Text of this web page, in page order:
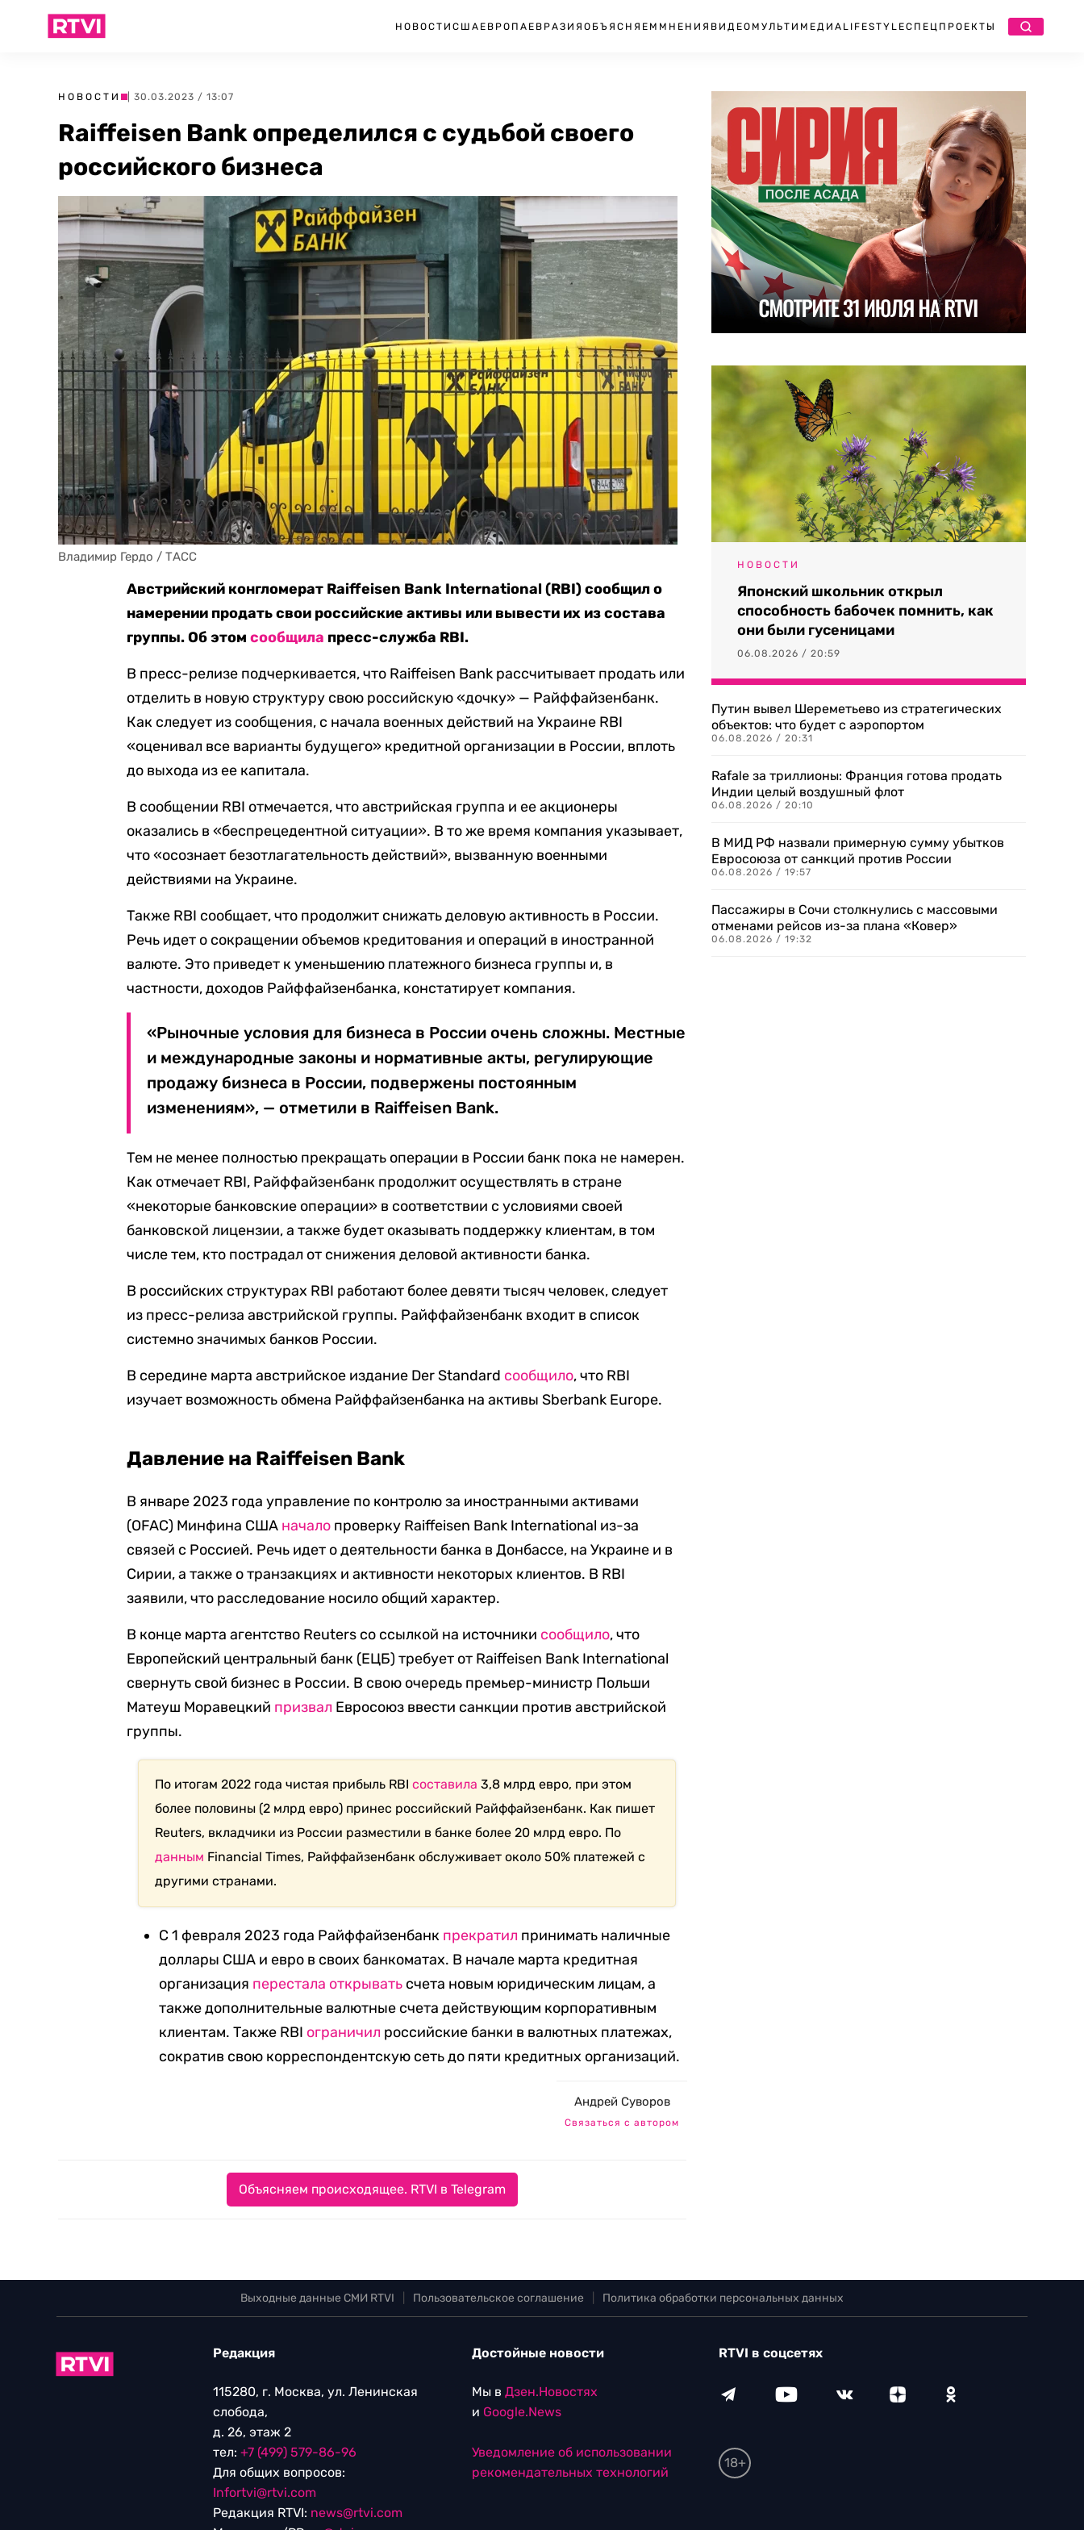
НОВОСТИ США ЕВРОПА ЕВРАЗИЯ ОБЪЯСНЯЕМ МНЕНИЯ ВИДЕО МУЛЬТИМЕДИА LIFESTYLEСПЕЦПРОЕКТЫ
НОВОСТИ | 30.03.2023 / 13:07
Raiffeisen Bank определился с судьбой своего
российского бизнеса
Владимир Гердо / ТАСС
Австрийский конгломерат Raiffeisen Bank International (RBI) сообщил о
намерении продать свои российские активы или вывести их из состава
группы. Об этомсообщила пресс-служба RBI.
В пресс-релизе подчеркивается, что Raiffeisen Bank рассчитывает продать или
отделить в новую структуру свою российскую «дочку» — Райффайзенбанк.
Как следует из сообщения, с начала военных действий на Украине RBI
«оценивал все варианты будущего» кредитной организации в России, вплоть
до выхода из ее капитала.
В сообщении RBI отмечается, что австрийская группа и ее акционеры
оказались в «беспрецедентной ситуации». В то же время компания указывает,
что «осознает безотлагательность действий», вызванную военными
действиями на Украине.
Также RBI сообщает, что продолжит снижать деловую активность в России.
Речь идет о сокращении объемов кредитования и операций в иностранной
валюте. Это приведет к уменьшению платежного бизнеса группы и, в
частности, доходов Райффайзенбанка, констатирует компания.
«Рыночные условия для бизнеса в России очень сложны. Местные
и международные законы и нормативные акты, регулирующие
продажу бизнеса в России, подвержены постоянным
изменениям», — отметили в Raiffeisen Bank.
Тем не менее полностью прекращать операции в России банк пока не намерен.
Как отмечает RBI, Райффайзенбанк продолжит осуществлять в стране
«некоторые банковские операции» в соответствии с условиями своей
банковской лицензии, а также будет оказывать поддержку клиентам, в том
числе тем, кто пострадал от снижения деловой активности банка.
В российских структурах RBI работают более девяти тысяч человек, следует
из пресс-релиза австрийской группы. Райффайзенбанк входит в список
системно значимых банков России.
В середине марта австрийское издание Der Standard сообщило, что RBI
изучает возможность обмена Райффайзенбанка на активы Sberbank Europe.
Давление на Raiffeisen Bank
В январе 2023 годауправление по контролю за иностранными активами
(OFAC) Минфина США начало проверку Raiffeisen Bank International из-за
связей с Россией. Речь идет о деятельности банка в Донбассе, на Украине и в
Сирии, а также о транзакциях и активности некоторых клиентов. В RBI
заявили, что расследование носило общий характер.
В конце марта агентство Reuters со ссылкой на источники сообщило, что
Европейский центральный банк (ЕЦБ) требует от Raiffeisen Bank International
свернуть свой бизнес в России. В свою очередь премьер-министр Польши
Матеуш Моравецкий призвал Евросоюз ввести санкции против австрийской
группы.
По итогам 2022 года чистая прибыль RBIсоставила 3,8 млрд евро, при этом
более половины (2 млрд евро) принес российский Райффайзенбанк. Как пишет
Reuters, вкладчики из России разместили в банке более 20 млрд евро. По
данным Financial Times, Райффайзенбанк обслуживает около 50% платежей с
другими странами.
С 1 февраля 2023 года Райффайзенбанк прекратил принимать наличные
доллары США и евро в своих банкоматах. В начале марта кредитная
организация перестала открывать счета новым юридическим лицам, а
также дополнительные валютные счета действующим корпоративным
клиентам. Также RBI ограничил российские банки в валютных платежах,
сократив свою корреспондентскую сеть до пяти кредитных организаций.
Андрей Суворов
Связаться с автором
Объясняем происходящее. RTVI в Telegram
НОВОСТИ
Японский школьник открыл
способность бабочек помнить, как
они были гусеницами
06.08.2026 / 20:59
Путин вывел Шереметьево из стратегических
объектов: что будет с аэропортом
06.08.2026 / 20:31
Rafale за триллионы: Франция готова продать
Индии целый воздушный флот
06.08.2026 / 20:10
В МИД РФ назвали примерную сумму убытков
Евросоюза от санкций против России
06.08.2026 / 19:57
Пассажиры в Сочи столкнулись с массовыми
отменами рейсов из-за плана «Ковер»
06.08.2026 / 19:32
Выходные данные СМИ RTVI Пользовательское соглашение Политика обработки персональных данных
Редакция
115280, г. Москва, ул. Ленинская
слобода,
д. 26, этаж 2
тел: +7 (499) 579-86-96
Для общих вопросов:
Infortvi@rtvi.com
Редакция RTVI: news@rtvi.com
Достойные новости
Мы в Дзен.Новостях
и Google.News
Уведомление об использовании
рекомендательных технологий
RTVI в соцсетях
18+